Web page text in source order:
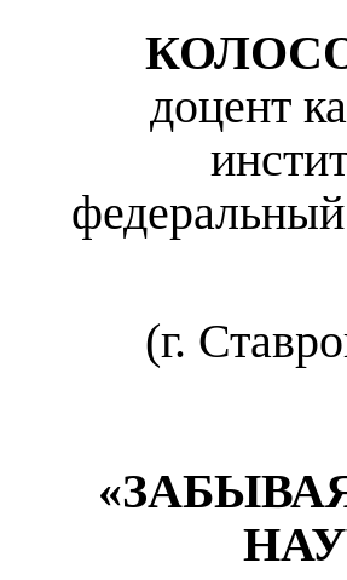
доцент
(г.